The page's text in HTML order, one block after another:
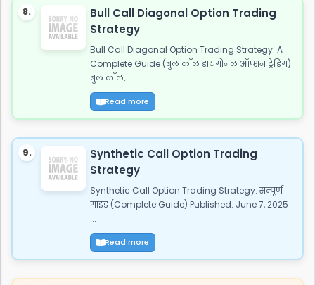
8.
Bull Call Diagonal Option Trading
Strategy
Bull Call Diagonal Option Trading Strategy: A
Complete Guide (बुल कॉल डायगोनल ऑप्शन ट्रेडिंग)
बुल कॉल...
Read more
9.
Synthetic Call Option Trading
Strategy
Synthetic Call Option Trading Strategy: सम्पूर्ण
गाइड (Complete Guide) Published: June 7, 2025
...
Read more